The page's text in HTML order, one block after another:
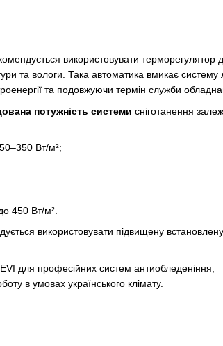
використовувати терморегулятор
та вологи. Така автоматика вмикає
та подовжуючи термін служби
потужність системи сніготанення
Вт/м²;
450 Вт/м².
використовувати підвищену встановлену
для професійних систем антиобледеніння,
в умовах українського клімату.